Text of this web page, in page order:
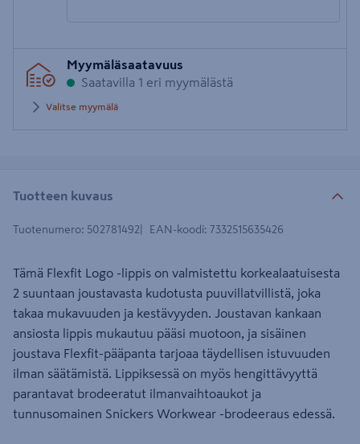
postinumero
Myymäläsaatavuus
Saatavilla 1 eri myymälästä
Valitse myymälä
Tuotteen kuvaus
Tuotenumero: 502781492 EAN-koodi: 7332515635426
Tämä Flexfit Logo -lippis on valmistettu korkealaatuisesta
2 suuntaan joustavasta kudotusta puuvillatvillistä, joka
takaa mukavuuden ja kestävyyden. Joustavan kankaan
ansiosta lippis mukautuu pääsi muotoon, ja sisäinen
joustava Flexfit-pääpanta tarjoaa täydellisen istuvuuden
ilman säätämistä. Lippiksessä on myös hengittävyyttä
parantavat brodeeratut ilmanvaihtoaukot ja
tunnusomainen Snickers Workwear -brodeeraus edessä.